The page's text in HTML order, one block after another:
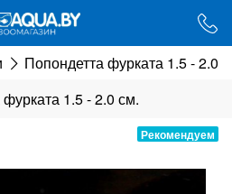
Попондетта фурката 1.5 - 2.0
1.5 - 2.0 см.
Рекомендуем